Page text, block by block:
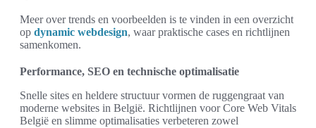
Meer over trends en voorbeelden is te vinden in een overzicht
op dynamic webdesign, waar praktische cases en richtlijnen
samenkomen.
Performance, SEO en technische optimalisatie
Snelle sites en heldere structuur vormen de ruggengraat van
moderne websites in België. Richtlijnen voor Core Web Vitals
België en slimme optimalisaties verbeteren zowel